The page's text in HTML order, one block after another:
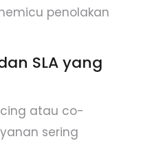
penolakan
SLA yang
atau co-
sering